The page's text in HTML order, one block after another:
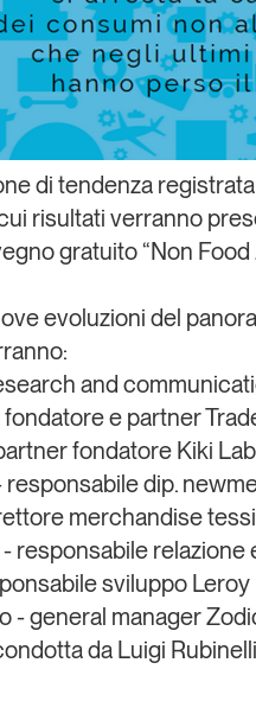
di tendenza registrata
risultati verranno
gratuito “Non
evoluzioni del
and
e partner
fondatore Kiki
dip.
merchandise
responsabile relazione
sviluppo
- general manager
da Luigi